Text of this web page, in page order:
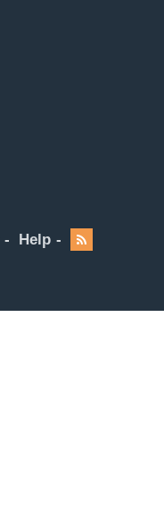
Help